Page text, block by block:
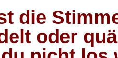
die
oder